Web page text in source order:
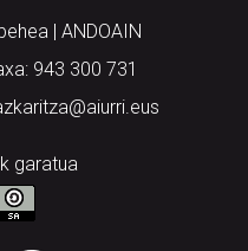
| ANDOAIN
943 300 731
garatua